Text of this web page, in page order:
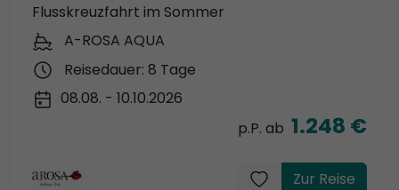
Flusskreuzfahrt im Sommer
A-ROSA AQUA
Reisedauer: 8 Tage
08.08. - 10.10.2026
p.P. ab 1.248 €
Zur Reise